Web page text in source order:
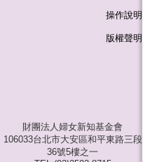
操作說明
版權聲明
財團法人婦女新知基金會
106033台北市大安區和平東路三段
36號5樓之一